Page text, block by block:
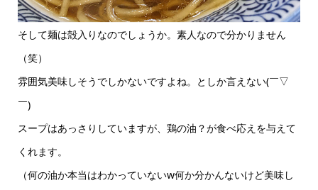
そして麺は殻入りなのでしょうか。素人なので分かりません
（笑）
雰囲気美味しそうでしかないですよね。としか言えない(￣▽
￣)
スープはあっさりしていますが、鶏の油？が食べ応えを与えて
くれます。
（何の油か本当はわかっていないw何か分かんないけど美味し